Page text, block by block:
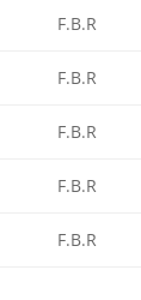
F.B.R
F.B.R
F.B.R
F.B.R
F.B.R